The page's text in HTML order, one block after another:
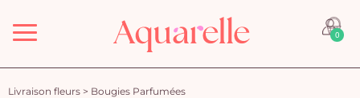
Menu 0
Livraison fleurs > Bougies Parfumées